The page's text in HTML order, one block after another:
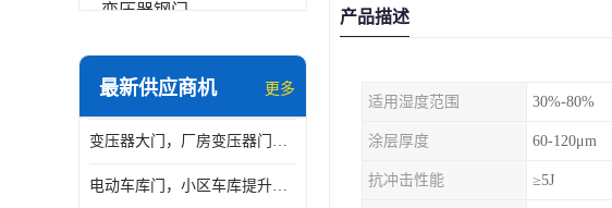
变压器钢门
非标门
抗爆门
快速门
最新供应商机 更多
变压器大门，厂房变压器门，配电所钢大门，变压器室钢大门
电动车库门，小区车库提升门，安徽提升门厂家，工业滑升门
产品描述
适用湿度范围 30%-80%
涂层厚度 60-120μm
抗冲击性能 ≥5J